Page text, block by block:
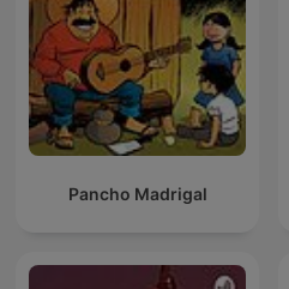
Pancho Madrigal